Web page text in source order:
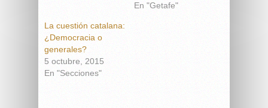
En "Getafe"
La cuestión catalana:
¿Democracia o
generales?
5 octubre, 2015
En "Secciones"